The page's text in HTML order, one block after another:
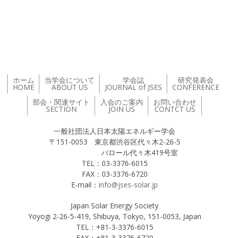
ホーム
HOME
当学会について
ABOUT US
学会誌
JOURNAL of JSES
研究発表会
CONFERENCE
部会・関連サイト
SECTION
入会のご案内
JOIN US
お問い合わせ
CONTCT US
一般社団法人日本太陽エネルギー学会
〒151-0053 東京都渋谷区代々木2-26-5
バロール代々木419号室
TEL：03-3376-6015
FAX：03-3376-6720
E-mail： info@jses-solar.jp
Japan Solar Energy Society
Yoyogi 2-26-5-419, Shibuya, Tokyo, 151-0053, Japan
TEL：+81-3-3376-6015